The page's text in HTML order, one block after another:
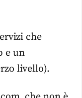
che
e un
livello).